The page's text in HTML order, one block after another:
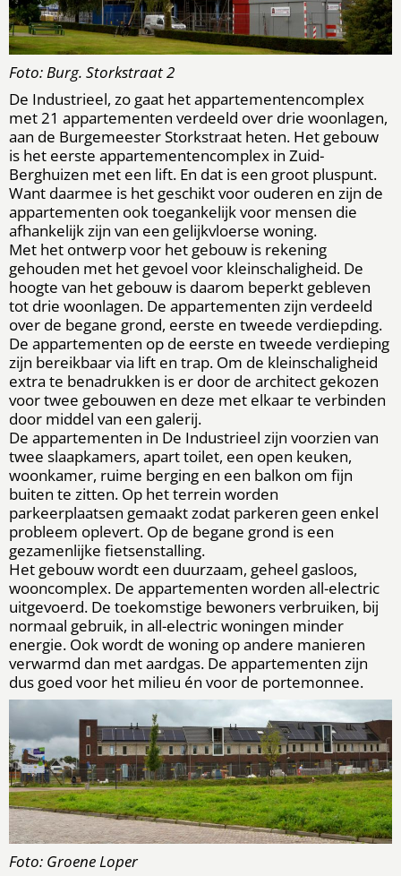
Foto: Burg. Storkstraat 2
De Industrieel, zo gaat het appartementencomplex
met 21 appartementen verdeeld over drie woonlagen,
aan de Burgemeester Storkstraat heten. Het gebouw
is het eerste appartementencomplex in Zuid-
Berghuizen met een lift. En dat is een groot pluspunt.
Want daarmee is het geschikt voor ouderen en zijn de
appartementen ook toegankelijk voor mensen die
afhankelijk zijn van een gelijkvloerse woning.
Met het ontwerp voor het gebouw is rekening
gehouden met het gevoel voor kleinschaligheid. De
hoogte van het gebouw is daarom beperkt gebleven
tot drie woonlagen. De appartementen zijn verdeeld
over de begane grond, eerste en tweede verdiepding.
De appartementen op de eerste en tweede verdieping
zijn bereikbaar via lift en trap. Om de kleinschaligheid
extra te benadrukken is er door de architect gekozen
voor twee gebouwen en deze met elkaar te verbinden
door middel van een galerij.
De appartementen in De Industrieel zijn voorzien van
twee slaapkamers, apart toilet, een open keuken,
woonkamer, ruime berging en een balkon om fijn
buiten te zitten. Op het terrein worden
parkeerplaatsen gemaakt zodat parkeren geen enkel
probleem oplevert. Op de begane grond is een
gezamenlijke fietsenstalling.
Het gebouw wordt een duurzaam, geheel gasloos,
wooncomplex. De appartementen worden all-electric
uitgevoerd. De toekomstige bewoners verbruiken, bij
normaal gebruik, in all-electric woningen minder
energie. Ook wordt de woning op andere manieren
verwarmd dan met aardgas. De appartementen zijn
dus goed voor het milieu én voor de portemonnee.
Foto: Groene Loper